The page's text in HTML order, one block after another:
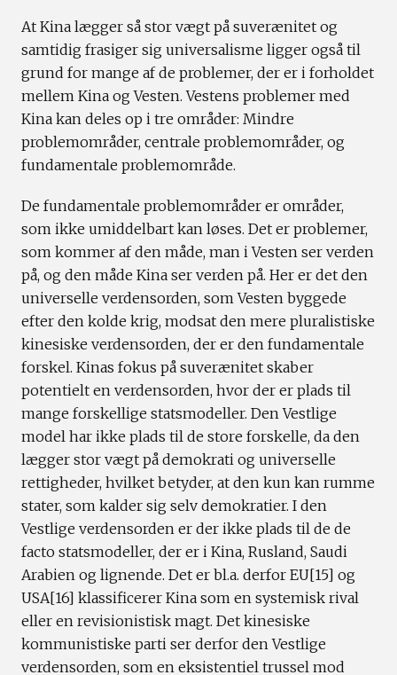
At Kina lægger så stor vægt på suverænitet og
samtidig frasiger sig universalisme ligger også til
grund for mange af de problemer, der er i forholdet
mellem Kina og Vesten. Vestens problemer med
Kina kan deles op i tre områder: Mindre
problemområder, centrale problemområder, og
fundamentale problemområde.
De fundamentale problemområder er områder,
som ikke umiddelbart kan løses. Det er problemer,
som kommer af den måde, man i Vesten ser verden
på, og den måde Kina ser verden på. Her er det den
universelle verdensorden, som Vesten byggede
efter den kolde krig, modsat den mere pluralistiske
kinesiske verdensorden, der er den fundamentale
forskel. Kinas fokus på suverænitet skaber
potentielt en verdensorden, hvor der er plads til
mange forskellige statsmodeller. Den Vestlige
model har ikke plads til de store forskelle, da den
lægger stor vægt på demokrati og universelle
rettigheder, hvilket betyder, at den kun kan rumme
stater, som kalder sig selv demokratier. I den
Vestlige verdensorden er der ikke plads til de de
facto statsmodeller, der er i Kina, Rusland, Saudi
Arabien og lignende. Det er bl.a. derfor EU[15] og
USA[16] klassificerer Kina som en systemisk rival
eller en revisionistisk magt. Det kinesiske
kommunistiske parti ser derfor den Vestlige
verdensorden, som en eksistentiel trussel mod